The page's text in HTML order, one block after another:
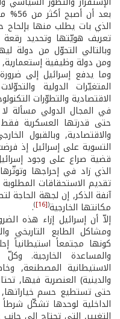
بعد
الذي بات يطلب منها
تعريف هويّتها وتحديد رقعة
وبالتالي التحوّل من دولة
ومن دولة وظيفية
وما يدفع إسرائيل إلى
المتغيّرات الدولية
الاقتصادية والتطوّرات
في المجال الدولي مسألة
حتى قدرتها العسكرية فقط,
والاقتصادية, وبالقبول
التسوية على إسرائيل إذ
قضية صراع على وجود
الذي زاد في إحراجها
تقديم الاستحقاقات المطلوبة
آنفة الذكر, إن لجهة الحاجة
مكانتها الخارجية(
[16]
)
.
إلاّ أن إسرائيل إزاء هذه
ومشاكل الطابع التاريخي
كونها مجتمعاً استيطانياً
والمساعدة الخارجية.
الاستيطانية المصطنعة,
والدينية) العنصرية فيها,
حتى تستطيع حسم خياراتها,
الداخلية لوحدها تشكّل شرطاً